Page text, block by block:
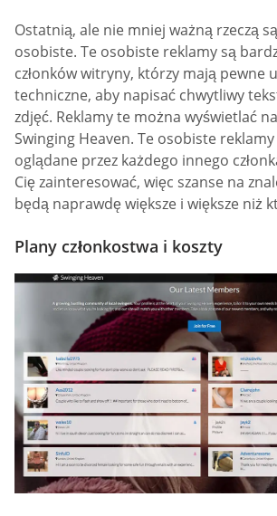
Ostatnią, ale nie mniej ważną rzeczą
osobiste. Te osobiste reklamy są
członków witryny, którzy mają pewne
techniczne, aby napisać chwytliwy
zdjęć. Reklamy te można wyświetlać
Swinging Heaven. Te osobiste
oglądane przez każdego innego
Cię zainteresować, więc szanse na
będą naprawdę większe i większe niż
Plany członkostwa i koszty